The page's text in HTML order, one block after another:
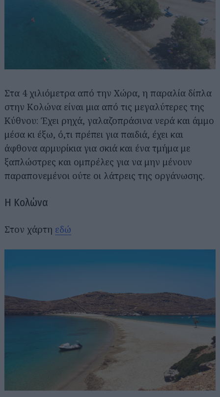
Στα 4 χιλιόμετρα από την Χώρα, η παραλία δίπλα
στην Κολώνα είναι μια από τις μεγαλύτερες της
Κύθνου: Έχει ρηχά, γαλαζοπράσινα νερά και άμμο
μέσα κι έξω, ό,τι πρέπει για παιδιά, έχει και
άφθονα αρμυρίκια για σκιά και ένα τμήμα με
ξαπλώστρες και ομπρέλες για να μην μένουν
παραπονεμένοι ούτε οι λάτρεις της οργάνωσης.
Η Κολώνα
Στον χάρτη εδώ